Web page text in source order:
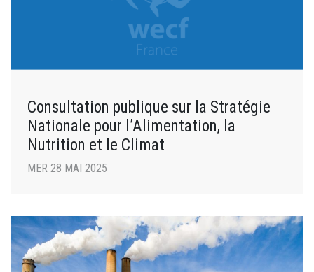
Consultation publique sur la Stratégie
Nationale pour l’Alimentation, la
Nutrition et le Climat
MER 28 MAI 2025